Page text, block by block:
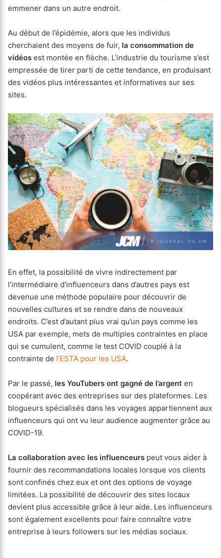
emmener dans un autre endroit.
Au début de l’épidémie, alors que les individus
cherchaient des moyens de fuir, la consommation de
vidéos est montée en flèche. L’industrie du tourisme s’est
empressée de tirer parti de cette tendance, en produisant
des vidéos plus intéressantes et informatives sur ses
sites.
En effet, la possibilité de vivre indirectement par
l’intermédiaire d’influenceurs dans d’autres pays est
devenue une méthode populaire pour découvrir de
nouvelles cultures et se rendre dans de nouveaux
endroits. C’est d’autant plus vrai qu’un pays comme les
USA par exemple, mets de multiples contraintes en place
qui se cumulent, comme le test COVID couplé à la
contrainte de l’ESTA pour les USA.
Par le passé, les YouTubers ont gagné de l’argent en
coopérant avec des entreprises sur des plateformes. Les
blogueurs spécialisés dans les voyages appartiennent aux
influenceurs qui ont vu leur audience augmenter grâce au
COVID-19.
La collaboration avec les influenceurs peut vous aider à
fournir des recommandations locales lorsque vos clients
sont confinés chez eux et ont des options de voyage
limitées. La possibilité de découvrir des sites locaux
devient plus accessible grâce à leur aide. Les influenceurs
sont également excellents pour faire connaître votre
entreprise à leurs followers sur les médias sociaux.